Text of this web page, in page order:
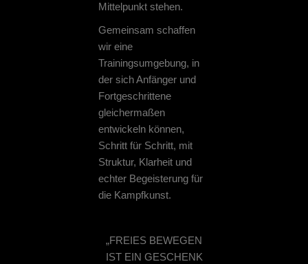
Mittelpunkt stehen.
Gemeinsam schaffen
wir eine
Trainingsumgebung, in
der sich Anfänger und
Fortgeschrittene
gleichermaßen
entwickeln können,
Schritt für Schritt, mit
Struktur, Klarheit und
echter Begeisterung für
die Kampfkunst.
„FREIES BEWEGEN
IST EIN GESCHENK